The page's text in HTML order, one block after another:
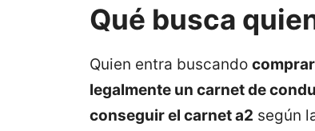
Qué busca
Quien entra buscando
legalmente un carnet de
conseguir el carnet a2 según